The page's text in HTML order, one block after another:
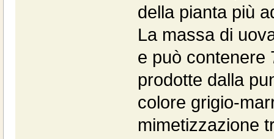
della pianta più
La massa di
e può contenere
prodotte dalla
colore grigio-
mimetizzazione